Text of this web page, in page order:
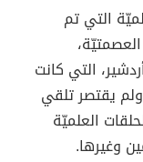
التي تم
التي كانت
يقتصر تلقي
العلميّة
وغيرها.